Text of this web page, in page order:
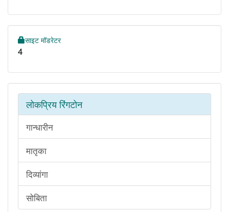
साइट मॉडरेटर
4
लोकप्रिय रिंगटोन
गान्धारीन
मातृका
दिव्यांगा
सोबिता